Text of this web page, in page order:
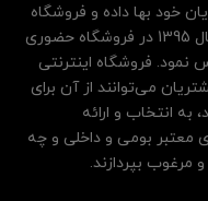
خود بها داده و فروشگاه
اینترنتی خود را بر پایه سال‌ها تجربه از سال 1395 در فروشگاه حضوری
نمود. فروشگاه اینترنتی
می‌توانند از آن‌ برای
به انتخاب و ارائه
معتبر بومی و داخلی و چه
مرغوب بپردازند.